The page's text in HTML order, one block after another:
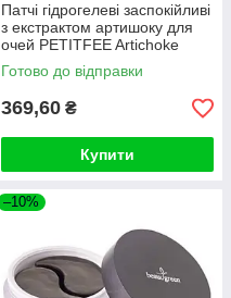
Патчі гідрогелеві заспокійливі
з екстрактом артишоку для
очей PETITFEE Artichoke
Soothing Eye Patch
Готово до відправки
369,60 ₴
Купити
–10%